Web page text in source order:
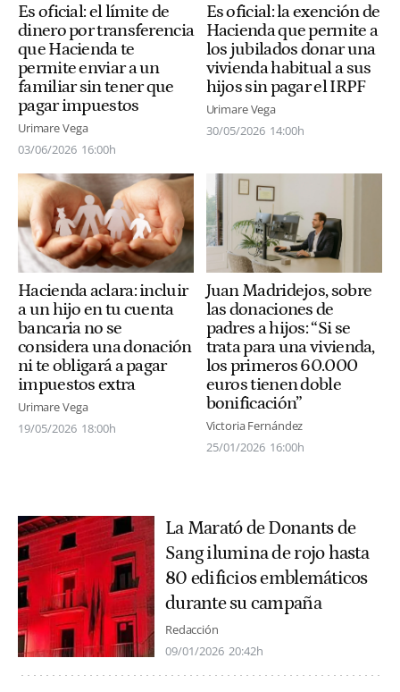
Es oficial: el límite de
dinero por transferencia
que Hacienda te
permite enviar a un
familiar sin tener que
pagar impuestos
Urimare Vega
03/06/2026 16:00h
Es oficial: la exención de
Hacienda que permite a
los jubilados donar una
vivienda habitual a sus
hijos sin pagar el IRPF
Urimare Vega
30/05/2026 14:00h
Hacienda aclara: incluir
a un hijo en tu cuenta
bancaria no se
considera una donación
ni te obligará a pagar
impuestos extra
Urimare Vega
19/05/2026 18:00h
Juan Madridejos, sobre
las donaciones de
padres a hijos: “Si se
trata para una vivienda,
los primeros 60.000
euros tienen doble
bonificación”
Victoria Fernández
25/01/2026 16:00h
La Marató de Donants de
Sang ilumina de rojo hasta
80 edificios emblemáticos
durante su campaña
Redacción
09/01/2026 20:42h